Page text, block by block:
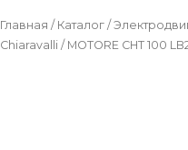
Главная / Каталог /
Chiaravalli / MOTORE CHT 100